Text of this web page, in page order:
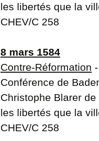
les libertés que la
CHEV/C 258
8 mars 1584
Contre-Réformation
Conférence de
Christophe Blarer
les libertés que la
CHEV/C 258